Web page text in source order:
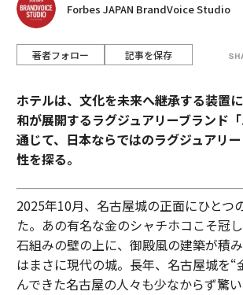
Forbes JAPAN BrandVoice Studio
著者フォロー 記事を保存
ホテルは、文化を未来へ継承する装置
和が展開するラグジュアリーブランド
通じて、日本ならではのラグジュアリ
性を探る。
2025年10月、名古屋城の正面にひとつ
た。あの有名な金のシャチホコこそ冠し
石組みの壁の上に、御殿風の建築が積
はまさに現代の城。長年、名古屋城を“
んできた名古屋の人々も少なからず驚い